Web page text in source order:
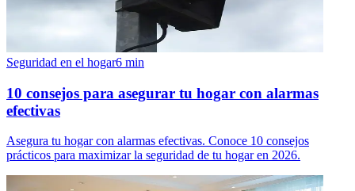
Seguridad en el hogar6 min
10 consejos para asegurar tu hogar con alarmas
efectivas
Asegura tu hogar con alarmas efectivas. Conoce 10 consejos
prácticos para maximizar la seguridad de tu hogar en 2026.